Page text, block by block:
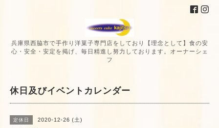
兵庫県西脇市で手作り洋菓子専門店をしており【理念として】食の安
心・安全・安定を掲げ、毎日精進し努力しております。オーナーシェ
フ
休日及びイベントカレンダー
定休日 2020-12-26 (土)